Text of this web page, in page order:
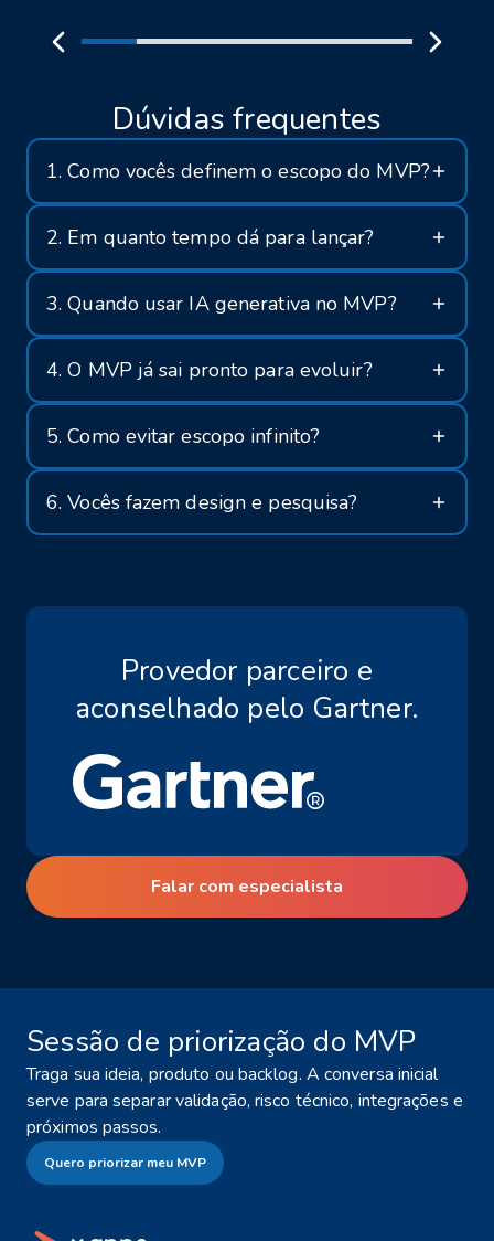
Dúvidas frequentes
1. Como vocês definem o escopo do MVP?
2. Em quanto tempo dá para lançar?
3. Quando usar IA generativa no MVP?
4. O MVP já sai pronto para evoluir?
5. Como evitar escopo infinito?
6. Vocês fazem design e pesquisa?
Provedor parceiro e
aconselhado pelo Gartner.
Falar com especialista
Sessão de priorização do MVP
Traga sua ideia, produto ou backlog. A conversa inicial
serve para separar validação, risco técnico, integrações e
próximos passos.
Quero priorizar meu MVP